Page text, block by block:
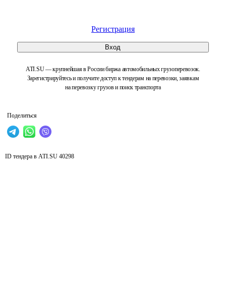
Регистрация
Вход
ATI.SU — крупнейшая в России биржа автомобильных грузоперевозок.
Зарегистрируйтесь и получите доступ к тендерам на перевозки, заявкам
на перевозку грузов и поиск транспорта
Поделиться
ID тендера в ATI.SU 40298